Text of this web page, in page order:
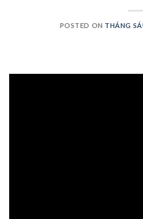
POSTED ON THÁNG